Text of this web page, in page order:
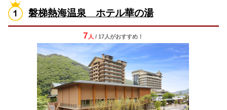
磐梯熱海温泉 ホテル華の湯
7 人 / 17人がおすすめ！